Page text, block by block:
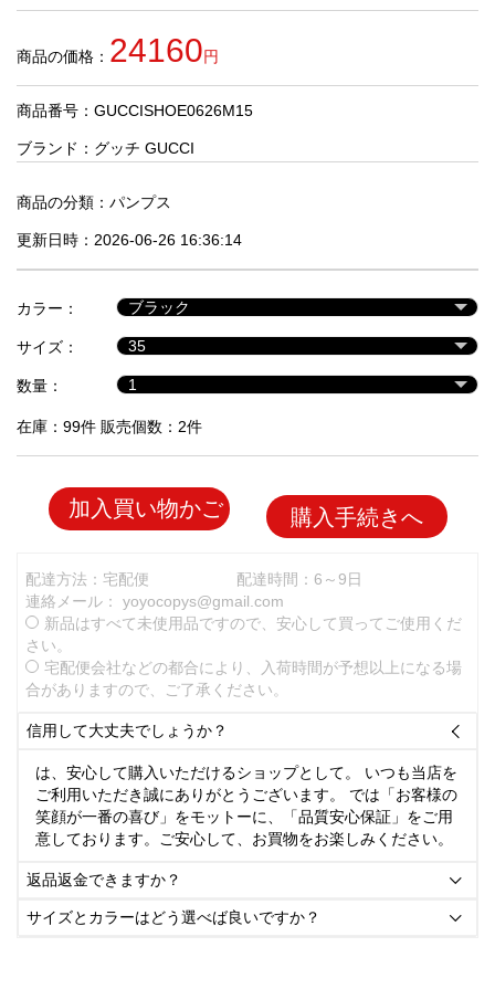
商
人
気
商
セ
ル
品
商品の価格： 24160円
商品番号：GUCCISHOE0626M15
ブランド： グッチ GUCCI
商品の分類： パンプス
更新日時：2026-06-26 16:36:14
カラー：
サイズ：
数量：
在庫：99件 販売個数：2件
加入買い物かご 購入手続きへ
配達方法：宅配便
配達時間：6～9日
連絡メール： yoyocopys@gmail.com
新品はすべて未使用品ですので、安心して買ってご使用くだ
さい。
宅配便会社などの都合により、入荷時間が予想以上になる場
合がありますので、ご了承ください。
信用して大丈夫でしょうか？ 
は、安心して購入いただけるショップとして。 いつも当店を
ご利用いただき誠にありがとうございます。 では「お客様の
笑顔が一番の喜び」をモットーに、「品質安心保証」をご用
意しております。ご安心して、お買物をお楽しみください。
返品返金できますか？ 
サイズとカラーはどう選べば良いですか？ 